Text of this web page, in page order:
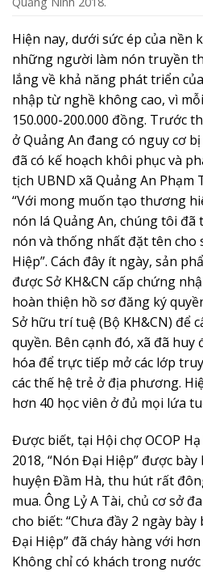
Hiện nay, dưới sức ép của nền
những người làm nón truyền
lắng về khả năng phát triển
nhập từ nghề không cao, vì
150.000-200.000 đồng. Trước
ở Quảng An đang có nguy cơ
đã có kế hoạch khôi phục và
tịch UBND xã Quảng An Phạm
“Với mong muốn tạo thương
nón lá Quảng An, chúng tôi đã
nón và thống nhất đặt tên cho
Hiệp”. Cách đây ít ngày, sản
được Sở KH&CN cấp chứng
hoàn thiện hồ sơ đăng ký
Sở hữu trí tuệ (Bộ KH&CN) để
quyền. Bên cạnh đó, xã đã
hóa để trực tiếp mở các lớp
các thế hệ trẻ ở địa phương.
hơn 40 học viên ở đủ mọi lứa
Được biết, tại Hội chợ OCOP
2018, “Nón Đại Hiệp” được
huyện Đầm Hà, thu hút rất
mua. Ông Lỷ A Tài, chủ cơ sở
cho biết: “Chưa đầy 2 ngày
Đại Hiệp” đã cháy hàng với
Không chỉ có khách trong